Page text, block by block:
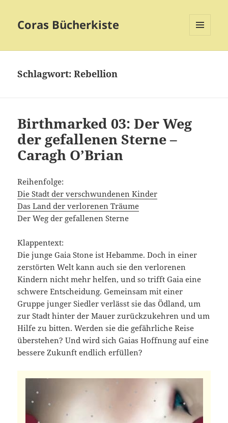
Coras Bücherkiste
Schlagwort:Rebellion
Birthmarked 03: Der Weg
der gefallenen Sterne –
Caragh O’Brian
Reihenfolge:
Die Stadt der verschwundenen Kinder
Das Land der verlorenen Träume
Der Weg der gefallenen Sterne
Klappentext:
Die junge Gaia Stone ist Hebamme. Doch in einer
zerstörten Welt kann auch sie den verlorenen
Kindern nicht mehr helfen, und so trifft Gaia eine
schwere Entscheidung. Gemeinsam mit einer
Gruppe junger Siedler verlässt sie das Ödland, um
zur Stadt hinter der Mauer zurückzukehren und um
Hilfe zu bitten. Werden sie die gefährliche Reise
überstehen? Und wird sich Gaias Hoffnung auf eine
bessere Zukunft endlich erfüllen?